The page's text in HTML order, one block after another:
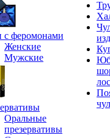
с феромонами
Женские
Мужские
Оральные
презервативы